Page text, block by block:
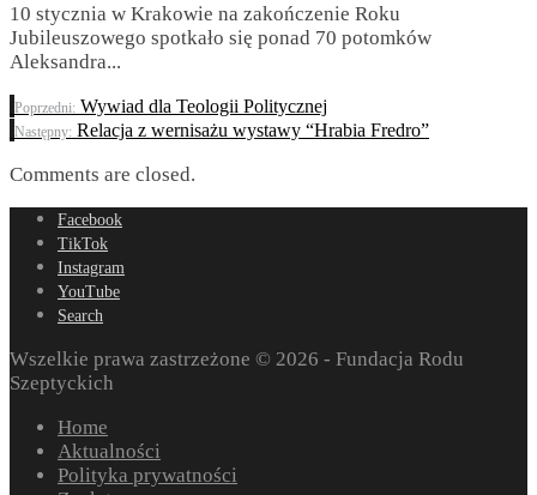
10 stycznia w Krakowie na zakończenie Roku
Jubileuszowego spotkało się ponad 70 potomków
Aleksandra...
Poprzedni: Wywiad dla Teologii Politycznej
Następny: Relacja z wernisażu wystawy “Hrabia Fredro”
Comments are closed.
Facebook
TikTok
Instagram
YouTube
Search
Wszelkie prawa zastrzeżone © 2026 - Fundacja Rodu
Szeptyckich
Home
Aktualności
Polityka prywatności